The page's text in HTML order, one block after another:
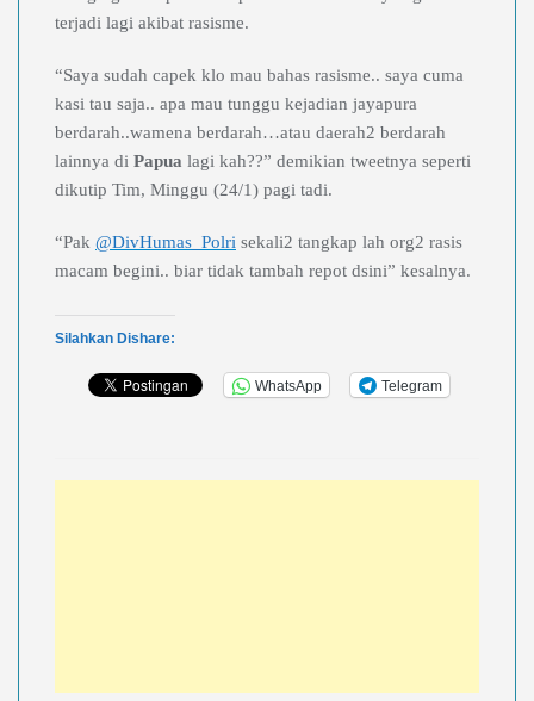
terjadi lagi akibat rasisme.
“Saya sudah capek klo mau bahas rasisme.. saya cuma
kasi tau saja.. apa mau tunggu kejadian jayapura
berdarah..wamena berdarah…atau daerah2 berdarah
lainnya di Papua lagi kah??” demikian tweetnya seperti
dikutip Tim, Minggu (24/1) pagi tadi.
“Pak @DivHumas_Polri sekali2 tangkap lah org2 rasis
macam begini.. biar tidak tambah repot dsini” kesalnya.
Silahkan Dishare:
WhatsApp Telegram